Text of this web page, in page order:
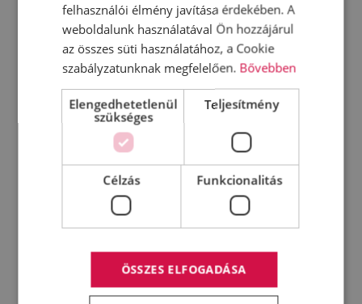
felhasználói élmény javítása érdekében. A
weboldalunk használatával Ön hozzájárul
az összes süti használatához, a Cookie
szabályzatunknak megfelelően. Bővebben
Elengedhetetlenül
szükséges
Teljesítmény
Célzás Funkcionalitás
ÖSSZES ELFOGADÁSA